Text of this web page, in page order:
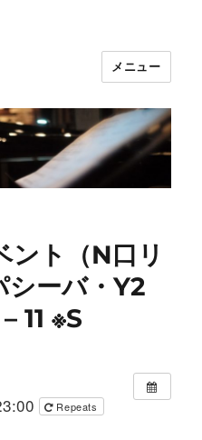
メニュー
ト（N口リ
シーバ・Y2
11 ※S
Repeats